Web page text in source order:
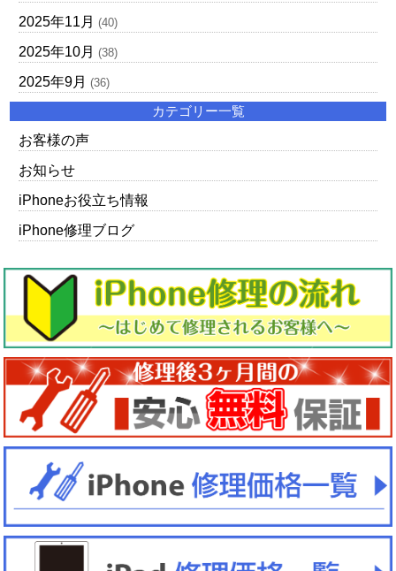
2025年11月 (40)
2025年10月 (38)
2025年9月 (36)
カテゴリー一覧
お客様の声
お知らせ
iPhoneお役立ち情報
iPhone修理ブログ